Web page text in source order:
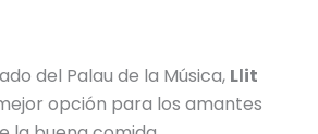
del Palau de la Música, Llit
opción para los amantes